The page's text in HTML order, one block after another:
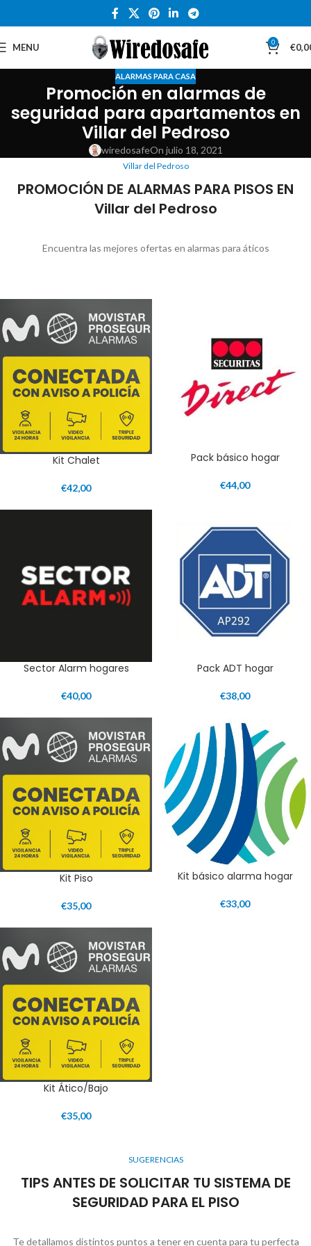
MENU 0 €
ALARMAS PARA CASA
Promoción en alarmas de
seguridad para apartamentos en
Villar del Pedroso
wiredosafeOn julio 18, 2021
Villar del Pedroso
PROMOCIÓN DE ALARMAS PARA PISOS EN
Villar del Pedroso
Encuentra las mejores ofertas en alarmas para áticos
Kit Chalet
€42,00
Pack básico hogar
€44,00
Sector Alarm hogares
€40,00
Pack ADT hogar
€38,00
Kit Piso
€35,00
Kit básico alarma hogar
€33,00
Kit Ático/Bajo
€35,00
SUGERENCIAS
TIPS ANTES DE SOLICITAR TU SISTEMA DE
SEGURIDAD PARA EL PISO
Te detallamos distintos puntos a tener en cuenta para tu perfecta